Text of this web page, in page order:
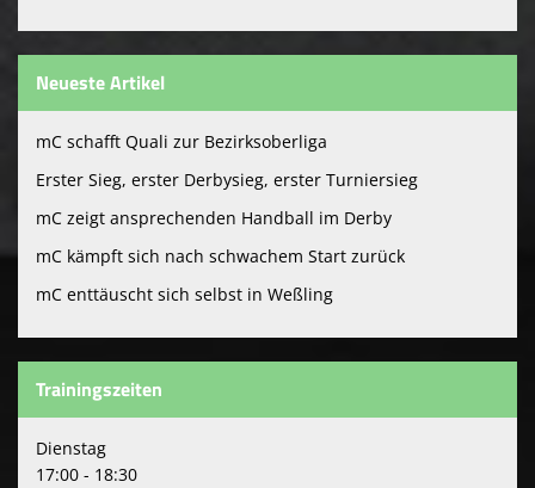
Neueste Artikel
mC schafft Quali zur Bezirksoberliga
Erster Sieg, erster Derbysieg, erster Turniersieg
mC zeigt ansprechenden Handball im Derby
mC kämpft sich nach schwachem Start zurück
mC enttäuscht sich selbst in Weßling
Trainingszeiten
Dienstag
17:00 - 18:30